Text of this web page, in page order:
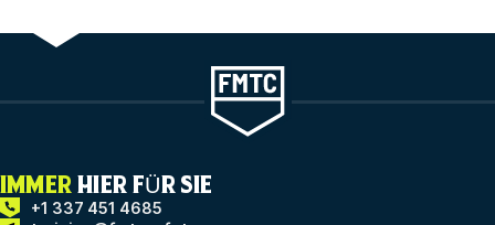
IMMER HIER FÜR SIE
+1 337 451 4685